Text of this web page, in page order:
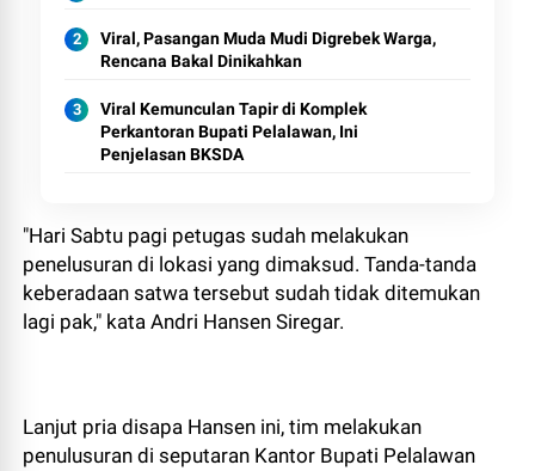
Viral, Pasangan Muda Mudi Digrebek Warga,
Rencana Bakal Dinikahkan
Viral Kemunculan Tapir di Komplek
Perkantoran Bupati Pelalawan, Ini
Penjelasan BKSDA
"Hari Sabtu pagi petugas sudah melakukan
penelusuran di lokasi yang dimaksud. Tanda-tanda
keberadaan satwa tersebut sudah tidak ditemukan
lagi pak," kata Andri Hansen Siregar.
Lanjut pria disapa Hansen ini, tim melakukan
penulusuran di seputaran Kantor Bupati Pelalawan